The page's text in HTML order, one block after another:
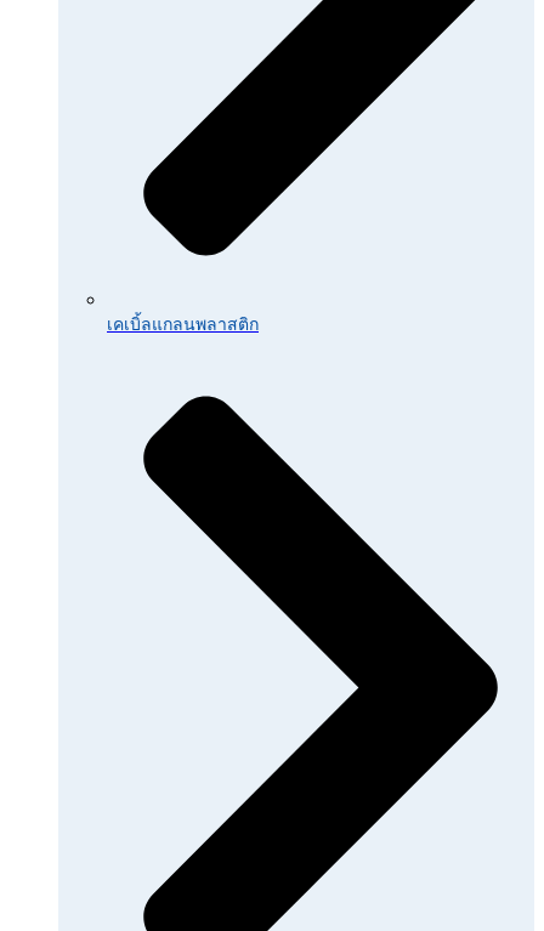
เคเบิ้ลแกลนพลาสติก